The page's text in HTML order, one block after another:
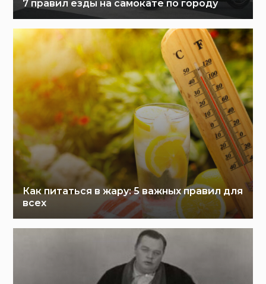
7 правил езды на самокате по городу
Как питаться в жару: 5 важных правил для
всех